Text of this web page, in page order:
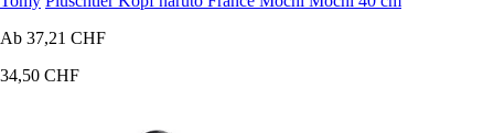
Ab 37,21 CHF
34,50 CHF